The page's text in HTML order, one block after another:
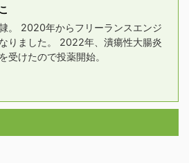
。 2020年からフリーランスエンジ
りました。 2022年、潰瘍性大腸炎
受けたので投薬開始。